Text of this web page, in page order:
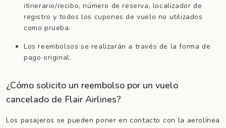
itinerario/recibo, número de reserva, localizador de
registro y todos los cupones de vuelo no utilizados
como prueba.
Los reembolsos se realizarán a través de la forma de
pago original.
¿Cómo solicito un reembolso por un vuelo
cancelado de Flair Airlines?
Los pasajeros se pueden poner en contacto con la aerolínea